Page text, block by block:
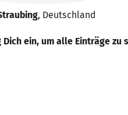
, Deutschland
Dich ein, um alle Einträge zu